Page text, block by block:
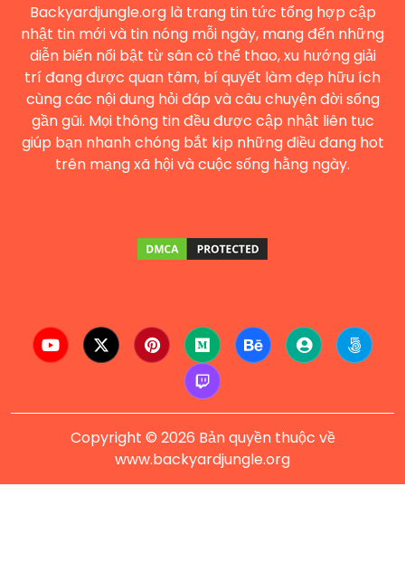
Backyardjungle.org là trang tin tức tổng hợp cập
nhật tin mới và tin nóng mỗi ngày, mang đến những
diễn biến nổi bật từ sân cỏ thể thao, xu hướng giải
trí đang được quan tâm, bí quyết làm đẹp hữu ích
cùng các nội dung hỏi đáp và câu chuyện đời sống
gần gũi. Mọi thông tin đều được cập nhật liên tục
giúp bạn nhanh chóng bắt kịp những điều đang hot
trên mạng xã hội và cuộc sống hằng ngày.
Copyright © 2026 Bản quyền thuộc về
www.backyardjungle.org